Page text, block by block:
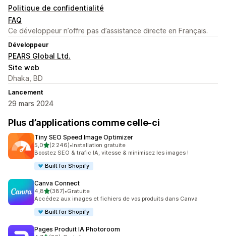
Politique de confidentialité
FAQ
Ce développeur n’offre pas d’assistance directe en Français.
Développeur
PEARS Global Ltd.
Site web
Dhaka, BD
Lancement
29 mars 2024
Plus d’applications comme celle-ci
Tiny SEO Speed Image Optimizer
5,0étoile(s) sur 5
(2 246)
2246 avis au total
•Installation gratuite
Boostez SEO & trafic IA, vitesse & minimisez les images !
Built for Shopify
Canva Connect
4,8étoile(s) sur 5
(387)
387 avis au total
•Gratuite
Accédez aux images et fichiers de vos produits dans Canva
Built for Shopify
Pages Produit IA Photoroom